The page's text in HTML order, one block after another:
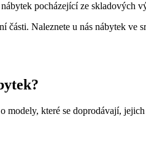
pocházející ze skladových
části. Naleznete u nás nábytek ve
které se doprodávají,